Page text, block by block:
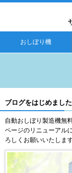
おしぼり機
ブログをはじめました
自動おしぼり製造機無
ページのリニューアル
ろしくお願いいたします